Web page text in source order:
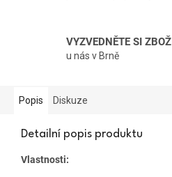
VYZVEDNĚTE SI ZBOŽÍ
u nás v Brně
Popis Diskuze
Detailní popis produktu
Vlastnosti: